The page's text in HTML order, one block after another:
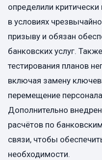
определили
в условиях
призыву и обязан
банковских услуг.
тестирования планов
включая замену
перемещение
Дополнительно
расчётов по
связи, чтобы
необходимости.